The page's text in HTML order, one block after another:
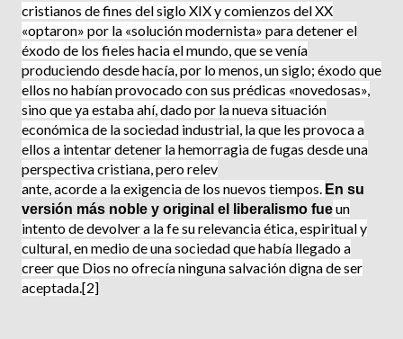
cristianos de fines del siglo XIX y comienzos del XX
«optaron» por la «solución modernis­ta» para detener el
éxodo de los fieles hacia el mundo, que se venía
produciendo desde hacía, por lo menos, un siglo; éxodo que
ellos no habían provocado con sus prédicas «novedosas»,
sino que ya estaba ahí, dado por la nueva situación
económica de la sociedad industrial, la que les provoca a
ellos a intentar detener la hemorragia de fugas desde una
perspectiva cristiana, pero relev
ante, acorde a la exigencia de los nuevos tiempos. En su
versión más noble y original el liberalismo fueun
intento de devolver a la fe su relevancia ética, espiritual y
cultural, en medio de una sociedad que había llegado a
creer que Dios no ofre­cía ninguna salvación digna de ser
aceptada.[2]